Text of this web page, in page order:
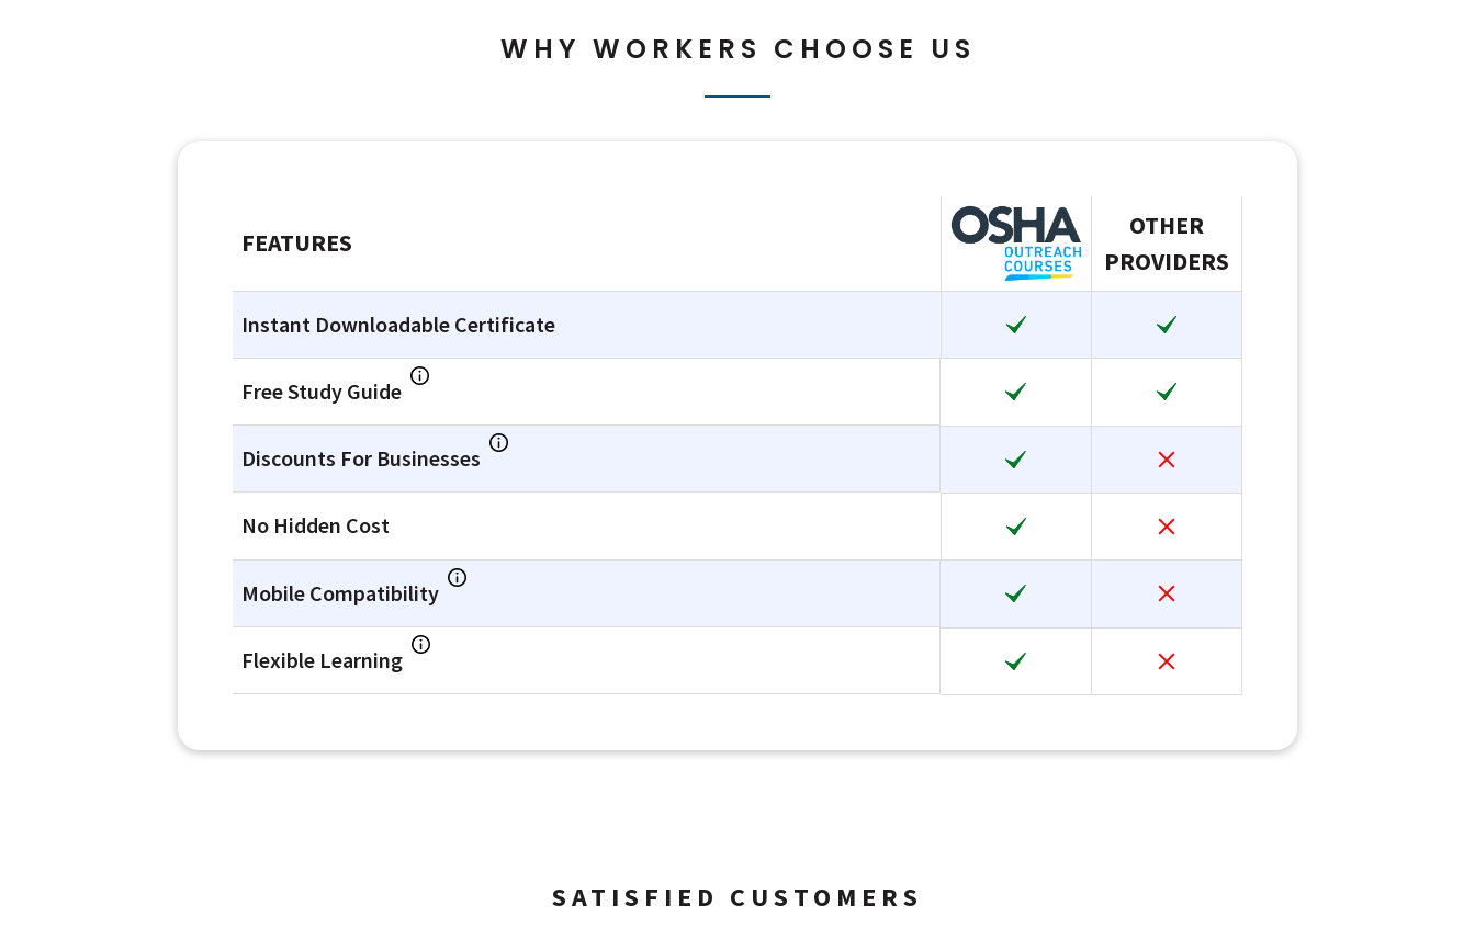
WHY WORKERS CHOOSE US
FEATURES
OTHER
PROVIDERS
Instant Downloadable Certificate
Free Study Guide
Discounts For Businesses
No Hidden Cost
Mobile Compatibility
Flexible Learning
SATISFIED CUSTOMERS